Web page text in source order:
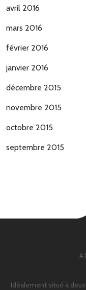
avril 2016
mars 2016
février 2016
janvier 2016
décembre 2015
novembre 2015
octobre 2015
septembre 2015
A
Idéalement situé à